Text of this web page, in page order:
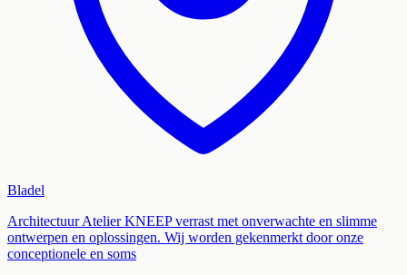
Bladel
Architectuur Atelier KNEEP verrast met onverwachte en slimme
ontwerpen en oplossingen. Wij worden gekenmerkt door onze
conceptionele en soms